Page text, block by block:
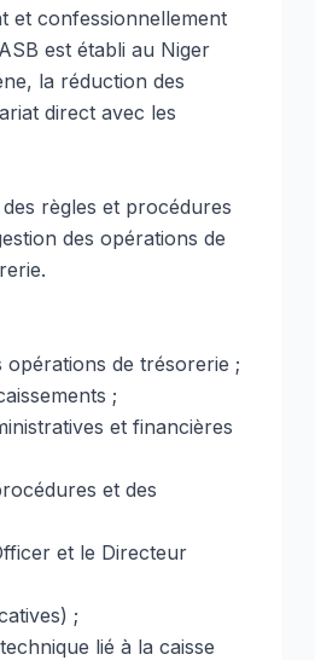
et confessionnellement
est établi au Niger
la réduction des
direct avec les
règles et procédures
des opérations de
de trésorerie ;
;
et financières
et des
et le Directeur
;
lié à la caisse